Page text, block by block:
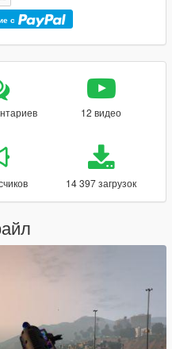
с
12 видео
14 397 загрузок